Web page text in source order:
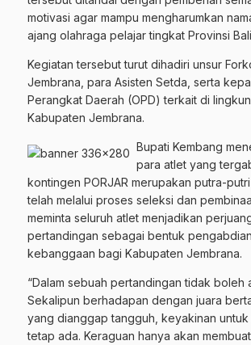
motivasi agar mampu mengharumkan
ajang olahraga pelajar tingkat Provinsi
Kegiatan tersebut turut dihadiri unsur
Jembrana, para Asisten Setda, serta
Perangkat Daerah (OPD) terkait di
Kabupaten Jembrana.
Bupati Kembang
para atlet yang
kontingen PORJAR merupakan putra-
telah melalui proses seleksi dan
meminta seluruh atlet menjadikan
pertandingan sebagai bentuk
kebanggaan bagi Kabupaten Jembrana.
“Dalam sebuah pertandingan tidak boleh
Sekalipun berhadapan dengan juara
yang dianggap tangguh, keyakinan untuk
tetap ada. Keraguan hanya akan